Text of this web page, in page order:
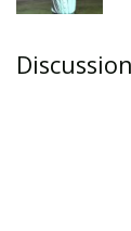
La
cuando